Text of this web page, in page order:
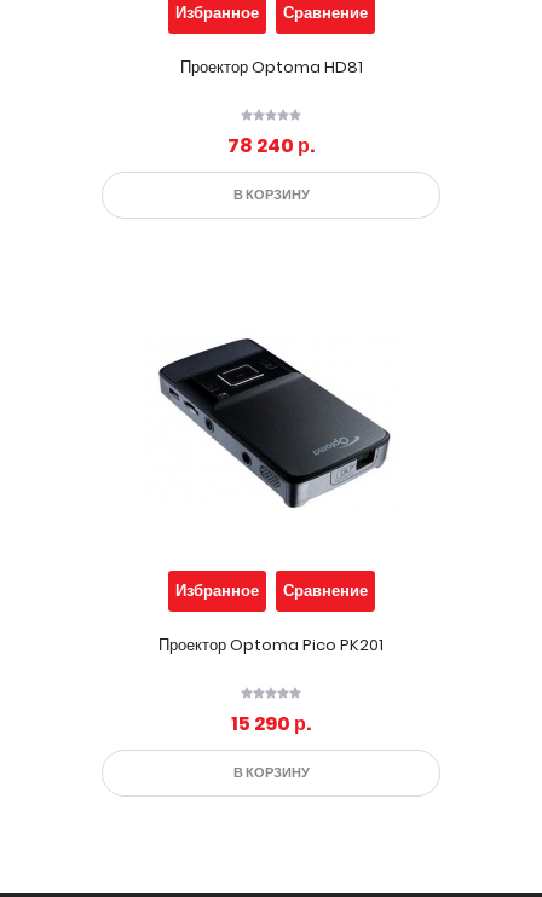
Избранное Сравнение
Проектор Optoma HD81
78 240 р.
В КОРЗИНУ
Избранное Сравнение
Проектор Optoma Pico PK201
15 290 р.
В КОРЗИНУ